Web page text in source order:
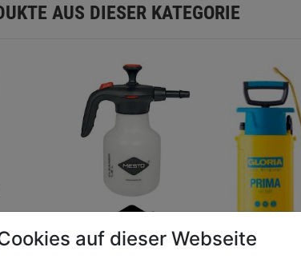
AUS DIESER KATEGORIE
Druckspüher Cleaner
auf dieser Webseite